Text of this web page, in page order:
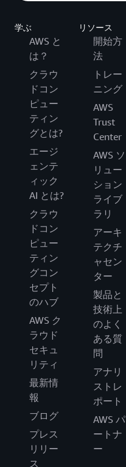
学ぶ
AWS と
は？
クラウ
ドコン
ピュー
ティン
グとは?
エージ
ェンテ
ィック
AI とは?
クラウ
ドコン
ピュー
ティン
グコン
セプト
のハブ
AWS ク
ラウド
セキュ
リティ
最新情
報
ブログ
プレス
リリー
ス
リソース
開始方
法
トレー
ニング
AWS
Trust
Center
AWS ソ
リュー
ション
ライブ
ラリ
アーキ
テクチ
ャセン
ター
製品と
技術上
のよく
ある質
問
アナリ
ストレ
ポート
AWS パ
ートナ
ー